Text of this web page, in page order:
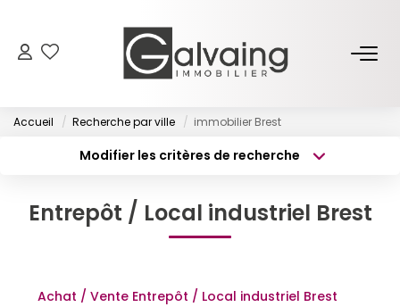
À Vendre
À Louer
PROGRAMMES NEUFS
Accueil Recherche par ville immobilier Brest
Modifier les critères de recherche
Sélectionnez...
Type de bien
Entrepôt / Local industriel Brest
Achat / Vente Entrepôt / Local industriel Brest